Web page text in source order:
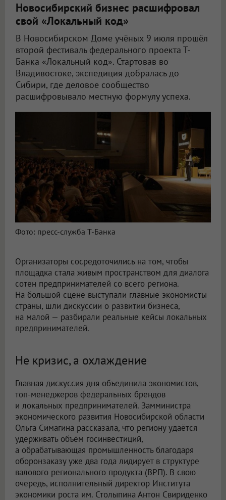
Новосибирский бизнес расшифровал
свой «Локальный код»
В Новосибирском Доме учёных 9 июля прошёл
второй фестиваль федерального проекта Т-
Банка «Локальный код». Стартовав во
Владивостоке, экспедиция добралась до
Сибири, где деловое сообщество
расшифровывало местную формулу успеха.
Фото: пресс-служба Т-Банка
Организаторы сосредоточились на том, чтобы
площадка стала живым пространством для диалога
сотен предпринимателей со всего региона.
На большой сцене выступали главные экономисты
страны, шли дискуссии о развитии бизнеса,
на малой — разбирали реальные кейсы локальных
предпринимателей.
Не кризис, а охлаждение
Главная дискуссия дня объединила экономистов,
топ-менеджеров федеральных брендов
и локальных предпринимателей. Замминистра
экономического развития Новосибирской области
Ольга Симагина рассказала, что региону удаётся
удерживать объём госинвестиций,
а обрабатывающая промышленность благодаря
оборонзаказу уже два года лидирует в структуре
валового регионального продукта (ВРП). В свою
очередь, исполнительный директор Института
экономики роста им. Столыпина Антон Свириденко